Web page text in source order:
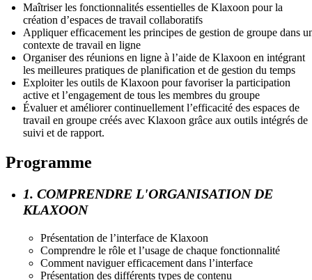
Maîtriser les fonctionnalités essentielles de Klaxoon pour la
création d’espaces de travail collaboratifs
Appliquer efficacement les principes de gestion de groupe dans
contexte de travail en ligne
Organiser des réunions en ligne à l’aide de Klaxoon en intégrant
les meilleures pratiques de planification et de gestion du temps
Exploiter les outils de Klaxoon pour favoriser la participation
active et l’engagement de tous les membres du groupe
Évaluer et améliorer continuellement l’efficacité des espaces de
travail en groupe créés avec Klaxoon grâce aux outils intégrés de
suivi et de rapport.
Programme
1. COMPRENDRE L'ORGANISATION DE
KLAXOON
Présentation de l’interface de Klaxoon
Comprendre le rôle et l’usage de chaque fonctionnalité
Comment naviguer efficacement dans l’interface
Présentation des différents types de contenu